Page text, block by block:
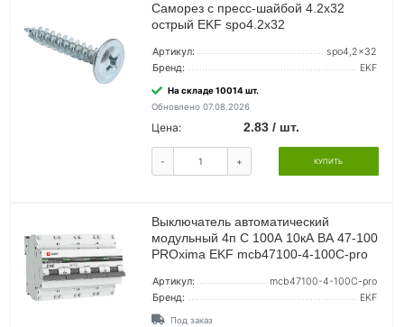
Саморез с пресс-шайбой 4.2х32
острый EKF spo4.2x32
Артикул:
spo4,2x32
Бренд:
EKF
На складе 10014 шт.
Обновлено 07.08.2026
Цена: 2.83 / шт.
- + КУПИТЬ
Выключатель автоматический
модульный 4п C 100А 10кА ВА 47-100
PROxima EKF mcb47100-4-100C-pro
Артикул:
mcb47100-4-100C-pro
Бренд:
EKF
Под заказ